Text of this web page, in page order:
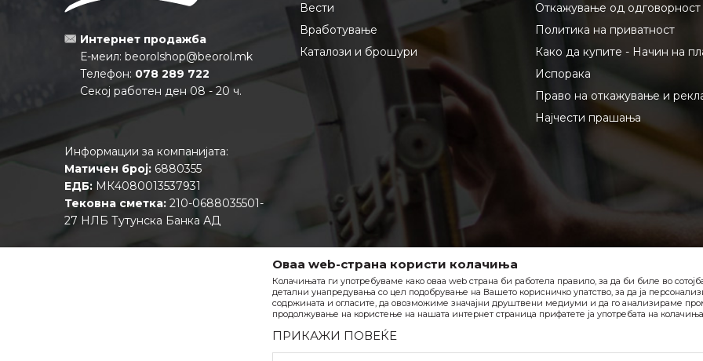
Интернет продажба
Е-меил: beorolshop@beorol.mk
Телефон: 078 289 722
Секој работен ден 08 - 20 ч.
Информации за компанијата:
Матичен број: 6880355
ЕДБ: МК4080013537931
Тековна сметка: 210-0688035501-
27 НЛБ Тутунска Банка АД
Вести
Вработување
Каталози и брошури
Откажување од одговорност
Политика на приватност
Како да купите - Начин на
Испорака
Право на откажување и
Најчести прашања
Оваа web-страна користи колачиња
Колачињата ги употребуваме како оваа web страна би работела правило, за да би биле во
детални унапредувања со цел подобрување на Вашето корисничко упатство, за да ја
содржината и огласите, да овозможиме значајни друштвени медиуми и да го анализираме
продолжување на користење на нашата интернет страница прифатете ја употребата на
ПРИКАЖИ ПОВЕЌЕ